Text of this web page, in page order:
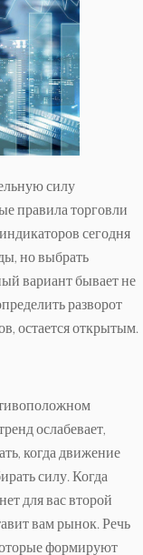
силу
правила торговли
сегодня
но выбрать
вариант бывает не
разворот
остается открытым.
ослабевает,
когда движение
силу. Когда
для вас второй
вам рынок. Речь
формируют